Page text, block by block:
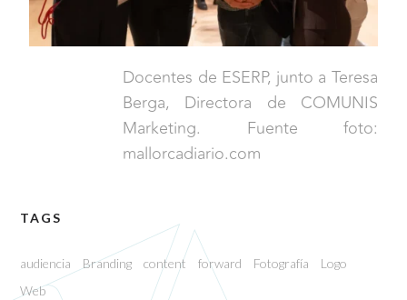
Docentes de ESERP, junto a Teresa
Berga, Directora de COMUNIS
Marketing. Fuente foto:
mallorcadiario.com
TAGS
audiencia Branding content forward Fotografía
Logo
Web